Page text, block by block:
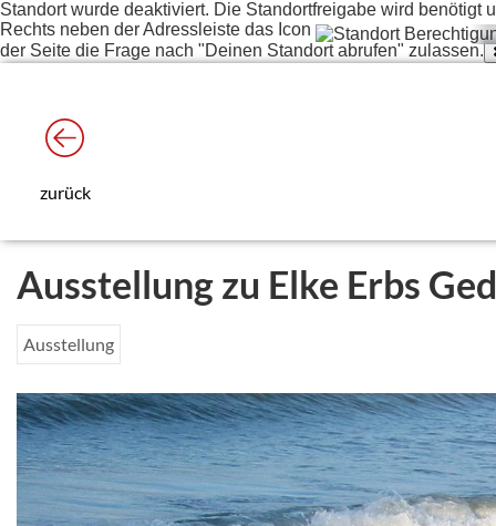
Standort wurde deaktiviert. Die Standortfreigabe wird
Rechts neben der Adressleiste das Icon
der Seite die Frage nach "Deinen Standort abrufen" zulassen.
zurück
Ausstellung zu Elke Erbs
Ausstellung